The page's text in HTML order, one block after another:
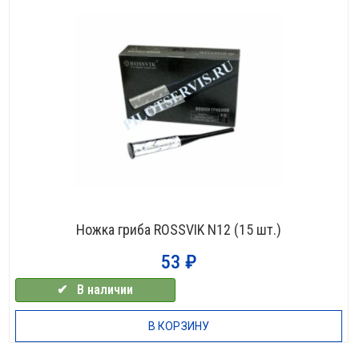
Ножка гриба ROSSVIK N12 (15 шт.)
53 ₽
✔⠀В наличии
В КОРЗИНУ